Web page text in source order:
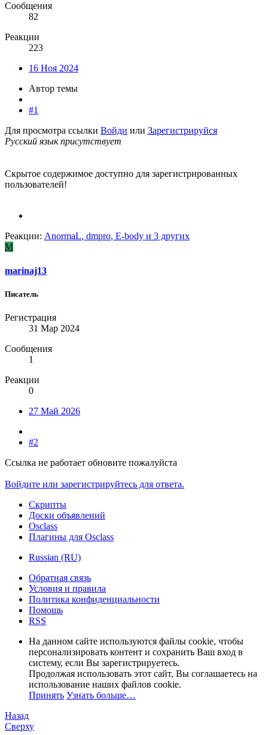
Сообщения
82
Реакции
223
16 Ноя 2024
Автор темы
#1
Для просмотра ссылки Войди или Зарегистрируйся
Русский язык присутствует
Скрытое содержимое доступно для зарегистрированных
пользователей!
Реакции: AnormaL, dmpro, E-body и 3 других
M
marinaj13
Писатель
Регистрация
31 Мар 2024
Сообщения
1
Реакции
0
27 Май 2026
#2
Ссылка не работает обновите пожалуйста
Войдите или зарегистрируйтесь для ответа.
Скрипты
Доски объявлений
Osclass
Плагины для Osclass
Russian (RU)
Обратная связь
Условия и правила
Политика конфиденциальности
Помощь
RSS
На данном сайте используются файлы cookie, чтобы
персонализировать контент и сохранить Ваш вход в
систему, если Вы зарегистрируетесь.
Продолжая использовать этот сайт, Вы соглашаетесь на
использование наших файлов cookie.
Принять Узнать больше…
Назад
Сверху